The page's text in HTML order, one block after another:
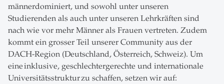
männerdominiert, und sowohl unter unseren
Studierenden als auch unter unseren Lehrkräften sind
nach wie vor mehr Männer als Frauen vertreten. Zudem
kommt ein grosser Teil unserer Community aus der
DACH-Region (Deutschland, Österreich, Schweiz). Um
eine inklusive, geschlechtergerechte und internationale
Universitätsstruktur zu schaffen, setzen wir auf: